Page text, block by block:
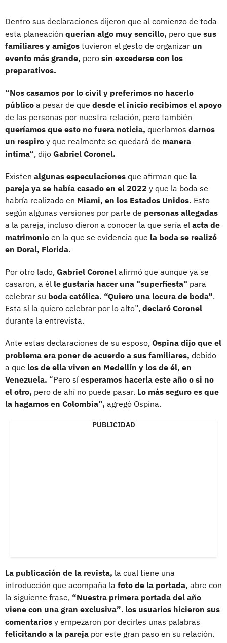
Dentro sus declaraciones dijeron que al comienzo de toda
esta planeación querían algo muy sencillo, pero que sus
familiares y amigos tuvieron el gesto de organizar un
evento más grande, pero sin excederse con los
preparativos.
“Nos casamos por lo civil y preferimos no hacerlo
público a pesar de que desde el inicio recibimos el apoyo
de las personas por nuestra relación, pero también
queríamos que esto no fuera noticia, queríamos darnos
un respiro y que realmente se quedará de manera
íntima“, dijo Gabriel Coronel.
Existen algunas especulaciones que afirman que la
pareja ya se había casado en el 2022 y que la boda se
habría realizado en Miami, en los Estados Unidos. Esto
según algunas versiones por parte de personas allegadas
a la pareja, incluso dieron a conocer la que sería el acta de
matrimonio en la que se evidencia que la boda se realizó
en Doral, Florida.
Por otro lado, Gabriel Coronel afirmó que aunque ya se
casaron, a él le gustaría hacer una "superfiesta" para
celebrar su boda católica. “Quiero una locura de boda".
Esta sí la quiero celebrar por lo alto”, declaró Coronel
durante la entrevista.
Ante estas declaraciones de su esposo, Ospina dijo que el
problema era poner de acuerdo a sus familiares, debido
a que los de ella viven en Medellín y los de él, en
Venezuela. “Pero sí esperamos hacerla este año o si no
el otro, pero de ahí no puede pasar. Lo más seguro es que
la hagamos en Colombia”, agregó Ospina.
PUBLICIDAD
La publicación de la revista, la cual tiene una
introducción que acompaña la foto de la portada, abre con
la siguiente frase, “Nuestra primera portada del año
viene con una gran exclusiva”. los usuarios hicieron sus
comentarios y empezaron por decirles unas palabras
felicitando a la pareja por este gran paso en su relación.